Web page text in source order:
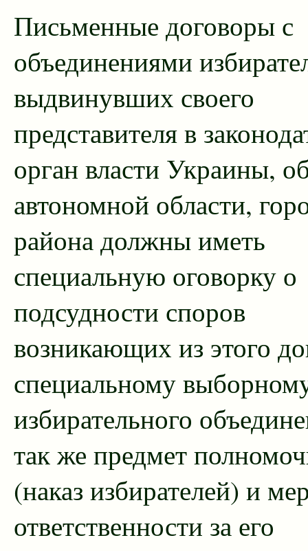
Письменные договоры с
объединениями
выдвинувших своего
представителя в
орган власти Украины,
автономной области,
района должны иметь
специальную оговорку о
подсудности споров
возникающих из этого
специальному
избирательного
так же предмет
(наказ избирателей) и
ответственности за его